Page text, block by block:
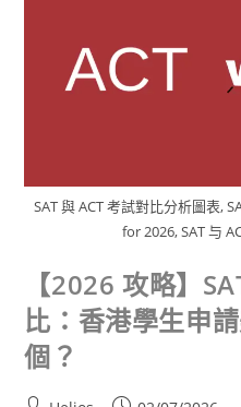
SAT 與 ACT 考試對比分析圖表,
for 2026, SAT 与
【2026 攻略】
比：香港學生申
個？